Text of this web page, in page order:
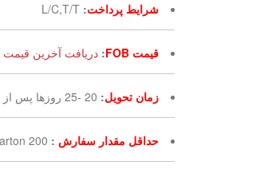
شرایط پرداخت:
L/C,T/T
قیمت FOB : دریافت آخرین قیمت
زمان تحویل: 20 -25 روزها پس از تأیید سفارش
حداقل مقدار سفارش :
200 Carton